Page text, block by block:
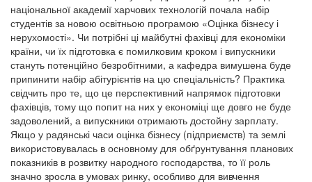
національної академії харчових технологій почала набір
студентів за новою освітньою програмою «Оцінка бізнесу і
нерухомості». Чи потрібні ці майбутні фахівці для економіки
країни, чи їх підготовка є помилковим кроком і випускники
стануть потенційно безробітними, а кафедра вимушена буде
припинити набір абітурієнтів на цю спеціальність? Практика
свідчить про те, що це перспективний напрямок підготовки
фахівців, тому що попит на них у економіці ще довго не буде
задоволений, а випускники отримають достойну зарплату.
Якщо у радянські часи оцінка бізнесу (підприємств) та землі
використовувалась в основному для обґрунтування планових
показників в розвитку народного господарства, то її роль
значно зросла в умовах ринку, особливо для вивчення